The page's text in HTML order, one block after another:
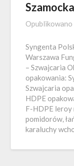
Opublikowano
Syngenta
Warszawa
– Szwajcaria
opakowania:
Szwajcaria
HDPE
F-HDPE leroy
pomidorów,
karaluchy